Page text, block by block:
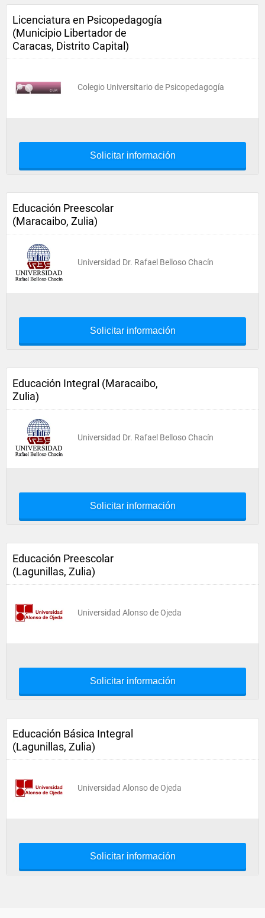
Licenciatura en Psicopedagogía
(Municipio Libertador de
Caracas, Distrito Capital)
Colegio Universitario de Psicopedagogía
Solicitar información
Educación Preescolar
(Maracaibo, Zulia)
Universidad Dr. Rafael Belloso Chacín
Solicitar información
Educación Integral (Maracaibo,
Zulia)
Universidad Dr. Rafael Belloso Chacín
Solicitar información
Educación Preescolar
(Lagunillas, Zulia)
Universidad Alonso de Ojeda
Solicitar información
Educación Básica Integral
(Lagunillas, Zulia)
Universidad Alonso de Ojeda
Solicitar información